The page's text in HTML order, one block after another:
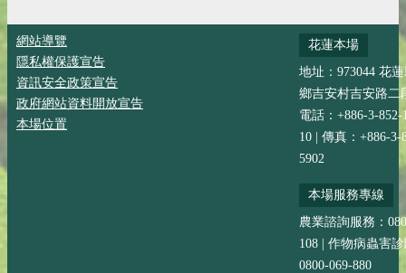
網站導覽
隱私權保護宣告
資訊安全政策宣告
政府網站資料開放宣告
本場位置
花蓮本場
地址：973044 花
鄉吉安村吉安路二
電話：+886-3-852-
10 | 傳真：+886-3-
5902
本場服務專線
農業諮詢服務：
108 | 作物病蟲害
0800-069-880